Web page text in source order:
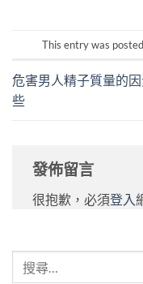
This entry was
危害男人精子質量的
些
發佈留言
很抱歉，必須登入